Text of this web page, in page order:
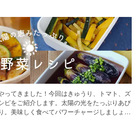
ってきました！今回はきゅうり、トマト、ズ
ピをご紹介します。太陽の光をたっぷりあび
。美味しく食べてパワーチャージしましょう